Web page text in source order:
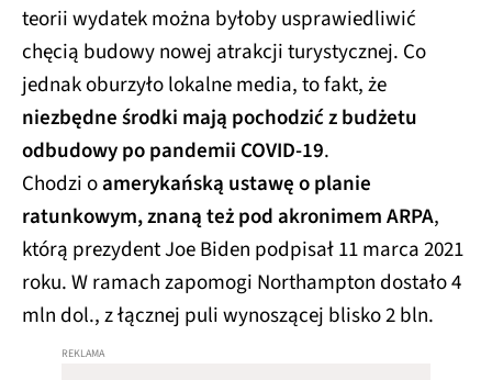
teorii wydatek można byłoby usprawiedliwić
chęcią budowy nowej atrakcji turystycznej. Co
jednak oburzyło lokalne media, to fakt, że
niezbędne środki mają pochodzić z budżetu
odbudowy po pandemii COVID-19.
Chodzi oamerykańską ustawę o planie
ratunkowym, znaną też pod akronimem ARPA,
którą prezydent Joe Biden podpisał 11 marca 2021
roku. W ramach zapomogi Northampton dostało 4
mln dol., z łącznej puli wynoszącej blisko 2 bln.